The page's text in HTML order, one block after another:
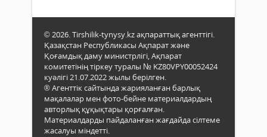
© 2026. Tirshilik-tynysy.kz ақпараттық агенттігі.
Қазақстан Республикасы Ақпарат және
Қоғамдық даму министрлігі, Ақпарат
комитетінің тіркеу туралы № KZ80VPY00052424
куәлігі 21.07.2022 жылы берілген.
® Агенттік сайтында жарияланған барлық
мақалалар мен фото-бейне материалдардың
авторлық құқықтары қорғалған.
Материалдарды пайдаланған жағдайда сілтеме
жасалуы міндетті.